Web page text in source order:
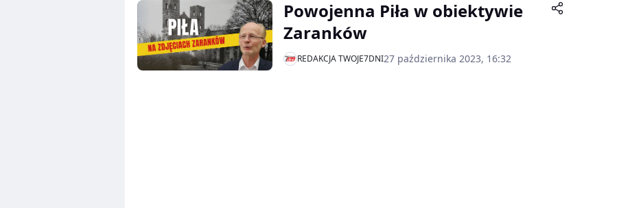
Powojenna Piła w obiektywie
Zaranków
REDAKCJA TWOJE7DNI27 października 2023, 16:32